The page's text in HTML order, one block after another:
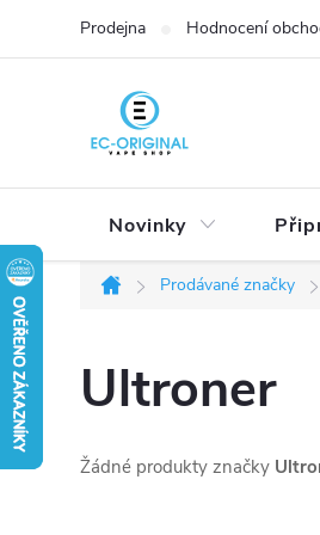
Prodejna Hodnocení
Novinky
Domů
Prodávané značky
Ultroner
Žádné produkty značky